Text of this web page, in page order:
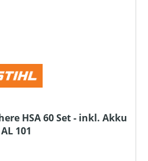
HSA 60 Set - inkl. Akku
101